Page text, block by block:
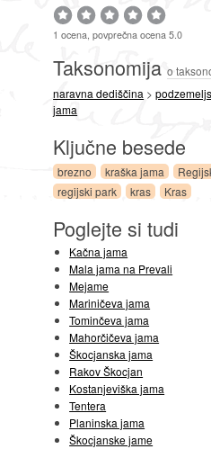
1 ocena, povprečna ocena 5.0
Taksonomijao
naravna dediščina >
jama
Ključne besede
brezno kraška jama
regijski park
kras Kras
Poglejte si tudi
Kačna jama
Mala jama na Prevali
Mejame
Mariničeva jama
Tominčeva jama
Mahorčičeva jama
Škocjanska jama
Rakov Škocjan
Kostanjeviška jama
Tentera
Planinska jama
Škocjanske jame